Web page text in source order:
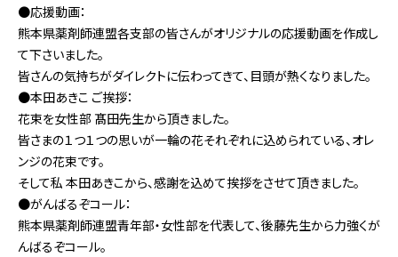
●応援動画：
熊本県薬剤師連盟各支部の皆さんがオリジナルの応援動画を作成し
て下さいました。
皆さんの気持ちがダイレクトに伝わってきて、目頭が熱くなりました。
●本田あきこ ご挨拶：
花束を女性部 髙田先生から頂きました。
皆さまの１つ１つの思いが一輪の花それぞれに込められている、オレ
ンジの花束です。
そして私 本田あきこから、感謝を込めて挨拶をさせて頂きました。
●がんばるぞコール：
熊本県薬剤師連盟青年部・女性部を代表して、後藤先生から力強くが
んばるぞコール。